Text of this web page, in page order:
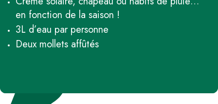
en fonction de la saison !
3L d’eau par personne
Deux mollets affûtés